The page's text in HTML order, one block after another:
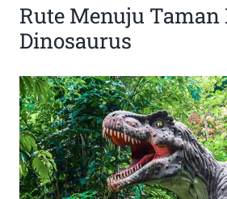
Rute Menuju Taman
Dinosaurus